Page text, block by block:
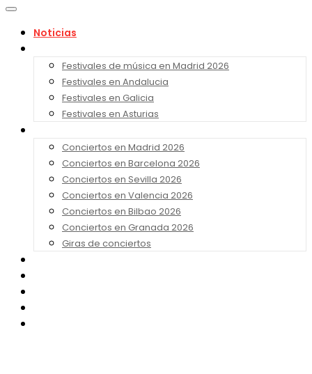
Noticias
Festivales de música en Madrid 2026
Festivales en Andalucia
Festivales en Galicia
Festivales en Asturias
Conciertos en Madrid 2026
Conciertos en Barcelona 2026
Conciertos en Sevilla 2026
Conciertos en Valencia 2026
Conciertos en Bilbao 2026
Conciertos en Granada 2026
Giras de conciertos